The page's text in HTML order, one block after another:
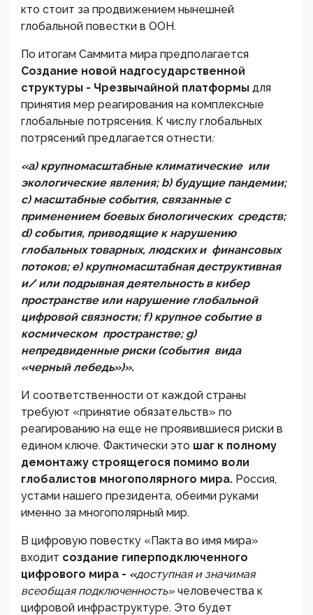
кто стоит за продвижением нынешней
глобальной повестки в ООН.
По итогам Саммита мира предполагается
Создание новой надгосударственной
структуры - Чрезвычайной платформы для
принятия мер реагирования на комплексные
глобальные потрясения. К числу глобальных
потрясений предлагается отнести:
«a) крупномасштабные климатические или
экологические явления; b) будущие пандемии;
c) масштабные события, связанные с
применением боевых биологических средств;
d) события, приводящие к нарушению
глобальных товарных, людских и финансовых
потоков; e) крупномасштабная деструктивная
и/ или подрывная деятельность в кибер
пространстве или нарушение глобальной
цифровой связности; f) крупное событие в
космическом пространстве; g)
непредвиденные риски (события вида
«черный лебедь»)».
И соответственности от каждой страны
требуют «принятие обязательств» по
реагированию на еще не проявившиеся риски в
едином ключе. Фактически это шаг к полному
демонтажу строящегося помимо воли
глобалистов многополярного мира. Россия,
устами нашего президента, обеими руками
именно за многополярный мир.
В цифровую повестку «Пакта во имя мира»
входит создание гиперподключенного
цифрового мира - «доступная и значимая
всеобщая подключенность» человечества к
цифровой инфраструктуре. Это будет